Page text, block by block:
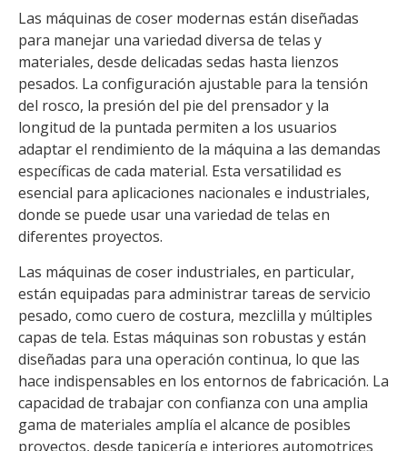
Las máquinas de coser modernas están diseñadas
para manejar una variedad diversa de telas y
materiales, desde delicadas sedas hasta lienzos
pesados. La configuración ajustable para la tensión
del rosco, la presión del pie del prensador y la
longitud de la puntada permiten a los usuarios
adaptar el rendimiento de la máquina a las demandas
específicas de cada material. Esta versatilidad es
esencial para aplicaciones nacionales e industriales,
donde se puede usar una variedad de telas en
diferentes proyectos.
Las máquinas de coser industriales, en particular,
están equipadas para administrar tareas de servicio
pesado, como cuero de costura, mezclilla y múltiples
capas de tela. Estas máquinas son robustas y están
diseñadas para una operación continua, lo que las
hace indispensables en los entornos de fabricación. La
capacidad de trabajar con confianza con una amplia
gama de materiales amplía el alcance de posibles
proyectos, desde tapicería e interiores automotrices